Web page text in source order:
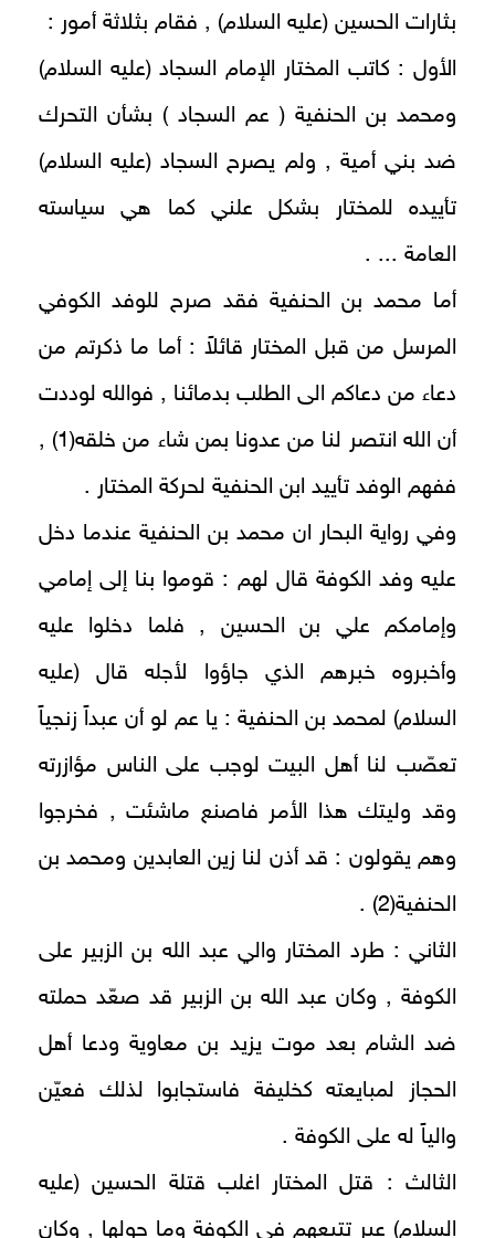
بثارات الحسين (عليه السلام) , فقام بثلاثة أمور :
الأول : كاتب المختار الإمام السجاد (عليه السلام)
ومحمد بن الحنفية ( عم السجاد ) بشأن التحرك
ضد بني أمية , ولم يصرح السجاد (عليه السلام)
تأييده للمختار بشكل علني كما هي سياسته
العامة ... .
أما محمد بن الحنفية فقد صرح للوفد الكوفي
المرسل من قبل المختار قائلاً : أما ما ذكرتم من
دعاء من دعاكم الى الطلب بدمائنا , فوالله لوددت
أن الله انتصر لنا من عدونا بمن شاء من خلقه(1) ,
ففهم الوفد تأييد ابن الحنفية لحركة المختار .
وفي رواية البحار ان محمد بن الحنفية عندما دخل
عليه وفد الكوفة قال لهم : قوموا بنا إلى إمامي
وإمامكم علي بن الحسين , فلما دخلوا عليه
وأخبروه خبرهم الذي جاؤوا لأجله قال (عليه
السلام) لمحمد بن الحنفية : يا عم لو أن عبداً زنجياً
تعصّب لنا أهل البيت لوجب على الناس مؤازرته
وقد وليتك هذا الأمر فاصنع ماشئت , فخرجوا
وهم يقولون : قد أذن لنا زين العابدين ومحمد بن
الحنفية(2) .
الثاني : طرد المختار والي عبد الله بن الزبير على
الكوفة , وكان عبد الله بن الزبير قد صعّد حملته
ضد الشام بعد موت يزيد بن معاوية ودعا أهل
الحجاز لمبايعته كخليفة فاستجابوا لذلك فعيّن
والياً له على الكوفة .
الثالث : قتل المختار اغلب قتلة الحسين (عليه
السلام) عبر تتبعهم في الكوفة وما حولها , وكان